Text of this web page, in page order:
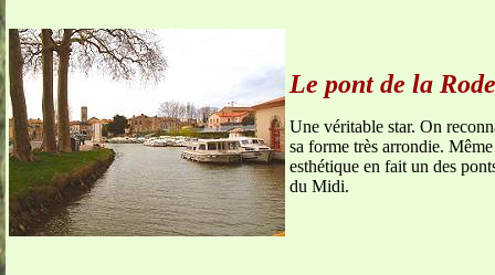
Le pont de la Rode
Une véritable star. On
sa forme très arrondie.
esthétique en fait un des
du Midi.